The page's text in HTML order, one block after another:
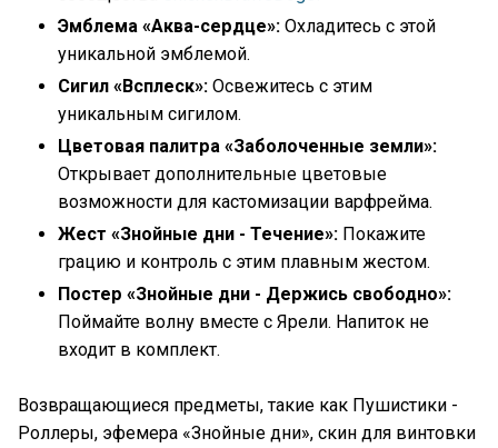
Эмблема «Аква-сердце»: Охладитесь с этой
уникальной эмблемой.
Сигил «Всплеск»: Освежитесь с этим
уникальным сигилом.
Цветовая палитра «Заболоченные земли»:
Открывает дополнительные цветовые
возможности для кастомизации варфрейма.
Жест «Знойные дни - Течение»: Покажите
грацию и контроль с этим плавным жестом.
Постер «Знойные дни - Держись свободно»:
Поймайте волну вместе с Ярели. Напиток не
входит в комплект.
Возвращающиеся предметы, такие как Пушистики -
Роллеры, эфемера «Знойные дни», скин для винтовки